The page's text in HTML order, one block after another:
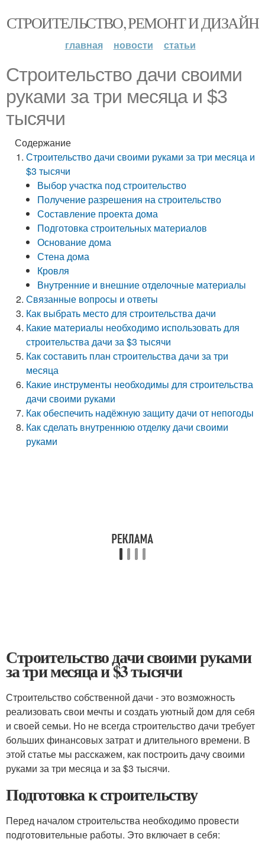
СТРОИТЕЛЬСТВО, РЕМОНТ И ДИЗАЙН
главная новости статьи
Строительство дачи своими
руками за три месяца и $3
тысячи
Содержание
Строительство дачи своими руками за три месяца и
$3 тысячи
Выбор участка под строительство
Получение разрешения на строительство
Составление проекта дома
Подготовка строительных материалов
Основание дома
Стена дома
Кровля
Внутренние и внешние отделочные материалы
Связанные вопросы и ответы
Как выбрать место для строительства дачи
Какие материалы необходимо использовать для
строительства дачи за $3 тысячи
Как составить план строительства дачи за три
месяца
Какие инструменты необходимы для строительства
дачи своими руками
Как обеспечить надёжную защиту дачи от непогоды
Как сделать внутреннюю отделку дачи своими
руками
Строительство дачи своими руками
за три месяца и $3 тысячи
Строительство собственной дачи - это возможность
реализовать свои мечты и создать уютный дом для себя
и своей семьи. Но не всегда строительство дачи требует
больших финансовых затрат и длительного времени. В
этой статье мы расскажем, как построить дачу своими
руками за три месяца и за $3 тысячи.
Подготовка к строительству
Перед началом строительства необходимо провести
подготовительные работы. Это включает в себя: